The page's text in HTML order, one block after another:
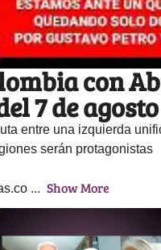
con
7 de agosto
entre una izquierda
serán protagonistas
... Show More